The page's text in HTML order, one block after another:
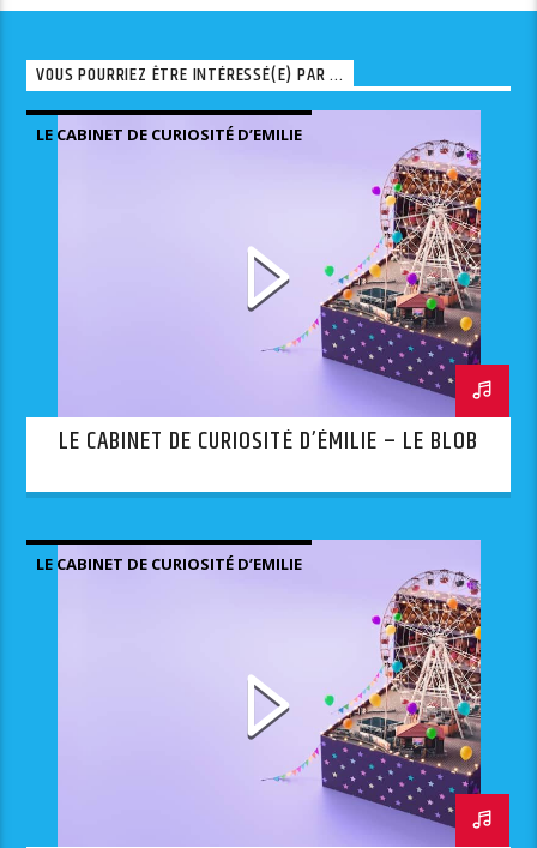
VOUS POURRIEZ ÊTRE INTÉRESSÉ(E) PAR ...
LE CABINET DE CURIOSITÉ D’EMILIE
LE CABINET DE CURIOSITÉ D’ÉMILIE – LE BLOB
LE CABINET DE CURIOSITÉ D’EMILIE